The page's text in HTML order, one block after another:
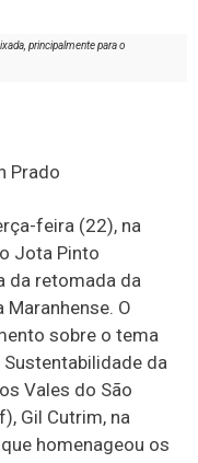
principalmente para o
Prado
feira (22), na
Jota Pinto
da retomada da
O
sobre o tema
da
Vales do São
Gil Cutrim, na
homenageou os